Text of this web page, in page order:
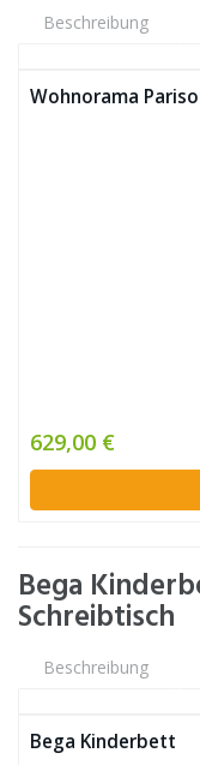
Beschreibung
Wohnorama
629,00 €
Bega
Schreibtisch
Beschreibung
Bega Kinderbett